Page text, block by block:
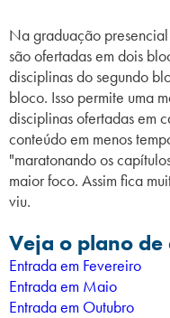
Na graduação
são ofertadas em dois
disciplinas do segundo
bloco. Isso permite uma
disciplinas ofertadas em
conteúdo em menos
"maratonando os
maior foco. Assim fica
viu.
Veja o plano
Entrada em Fevereiro
Entrada em Maio
Entrada em Outubro